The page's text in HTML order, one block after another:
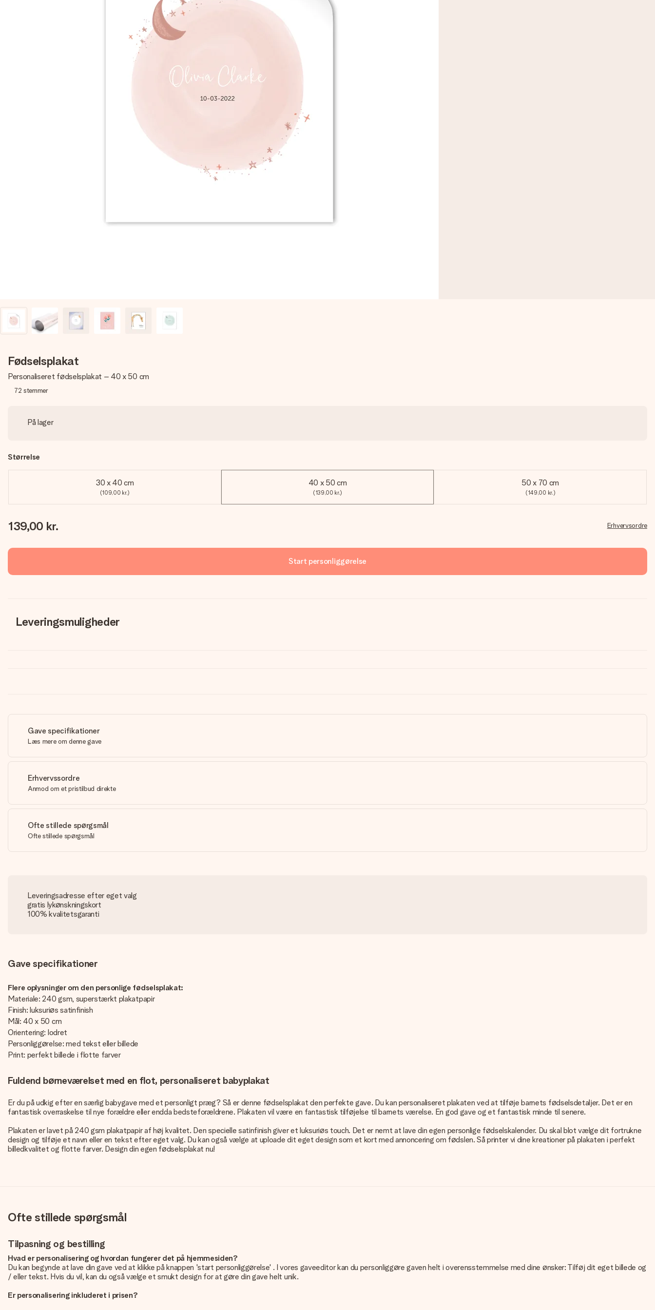
Fødselsplakat
Personaliseret fødselsplakat – 40 x 50 cm
72 stemmer
På lager
Størrelse
30 x 40 cm
(109,00 kr.)
40 x 50 cm
(139,00 kr.)
50 x 70 cm
(149,00 kr.)
139,00 kr. Erhvervsordre
Start personliggørelse
Leveringsmuligheder
Gave specifikationer
Læs mere om denne gave
Erhvervssordre
Anmod om et pristilbud direkte
Ofte stillede spørgsmål
Ofte stillede spørgsmål
Leveringsadresse efter eget valg
gratis lykønskningskort
100% kvalitetsgaranti
Gave specifikationer
Flere oplysninger om den personlige fødselsplakat:
Materiale: 240 gsm, superstærkt plakatpapir
Finish: luksuriøs satinfinish
Mål: 40 x 50 cm
Orientering: lodret
Personliggørelse: med tekst eller billede
Print: perfekt billede i flotte farver
Fuldend børneværelset med en flot, personaliseret babyplakat
Er du på udkig efter en særlig babygave med et personligt præg? Så er denne fødselsplakat den perfekte gave. Du kan personaliseret plakaten ved at tilføje barnets fødselsdetaljer. Det er en
fantastisk overraskelse til nye forældre eller endda bedsteforældrene. Plakaten vil være en fantastisk tilføjelse til barnets værelse. En god gave og et fantastisk minde til senere.
Plakaten er lavet på 240 gsm plakatpapir af høj kvalitet. Den specielle satinfinish giver et luksuriøs touch. Det er nemt at lave din egen personlige fødselskalender. Du skal blot vælge dit fortrukne
design og tilføje et navn eller en tekst efter eget valg. Du kan også vælge at uploade dit eget design som et kort med annoncering om fødslen. Så printer vi dine kreationer på plakaten i perfekt
billedkvalitet og flotte farver. Design din egen fødselsplakat nu!
Ofte stillede spørgsmål
Tilpasning og bestilling
Hvad er personalisering og hvordan fungerer det på hjemmesiden?
Du kan begynde at lave din gave ved at klikke på knappen 'start personliggørelse' . I vores gaveeditor kan du personliggøre gaven helt i overensstemmelse med dine ønsker: Tilføj dit eget billede og
/ eller tekst. Hvis du vil, kan du også vælge et smukt design for at gøre din gave helt unik.
Er personalisering inkluderet i prisen?